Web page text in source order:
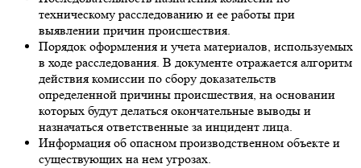
техническому расследованию и ее работы при
выявлении причин происшествия.
Порядок оформления и учета материалов, используемых
в ходе расследования. В документе отражается алгоритм
действия комиссии по сбору доказательств
определенной причины происшествия, на основании
которых будут делаться окончательные выводы и
назначаться ответственные за инцидент лица.
Информация об опасном производственном объекте и
существующих на нем угрозах.